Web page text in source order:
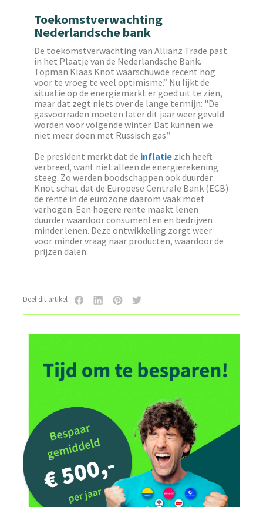
Toekomstverwachting
Nederlandsche bank
De toekomstverwachting van Allianz Trade past
in het Plaatje van de Nederlandsche Bank.
Topman Klaas Knot waarschuwde recent nog
voor te vroeg te veel optimisme.” Nu lijkt de
situatie op de energiemarkt er goed uit te zien,
maar dat zegt niets over de lange termijn: "De
gasvoorraden moeten later dit jaar weer gevuld
worden voor volgende winter. Dat kunnen we
niet meer doen met Russisch gas.”
De president merkt dat de inflatiezich heeft
verbreed, want niet alleen de energierekening
steeg. Zo werden boodschappen ook duurder.
Knot schat dat de Europese Centrale Bank (ECB)
de rente in de eurozone daarom vaak moet
verhogen. Een hogere rente maakt lenen
duurder waardoor consumenten en bedrijven
minder lenen. Deze ontwikkeling zorgt weer
voor minder vraag naar producten, waardoor de
prijzen dalen.
Deel dit artikel